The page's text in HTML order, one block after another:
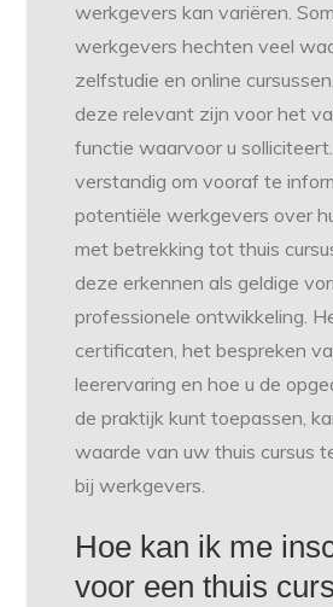
werkgevers kan variëren.
werkgevers hechten veel
zelfstudie en online
deze relevant zijn voor het
functie waarvoor u
verstandig om vooraf te
potentiële werkgevers over
met betrekking tot thuis
deze erkennen als geldige
professionele ontwikkeling.
certificaten, het bespreken
leerervaring en hoe u de
de praktijk kunt toepassen,
waarde van uw thuis cursus
bij werkgevers.
Hoe kan ik me
voor een thuis